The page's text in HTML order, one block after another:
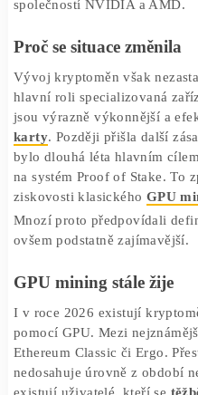
Jak začala éra GPU
V začátcích Bitcoinu bylo
běžných procesorů.
náročnost výpočtů a
grafické karty. Ty
matematických operací
nástroj promining.
Během let 2017 až 2021
horečku. Výkonné GPU
dopředu a ceny
desítek či stovek karet,
společností NVIDIA a
Proč se situace
Vývoj kryptoměn však